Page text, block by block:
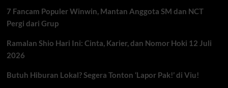
7 Fancam Populer Winwin, Mantan Anggota SM dan NCT
Pergi dari Grup
Ramalan Shio Hari Ini: Cinta, Karier, dan Nomor Hoki 12 Juli
2026
Butuh Hiburan Lokal? Segera Tonton ‘Lapor Pak!’ di Viu!